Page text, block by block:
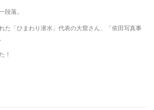
段落。
た「ひまわり潜水」代表の大窟さん、「依田写真事
！